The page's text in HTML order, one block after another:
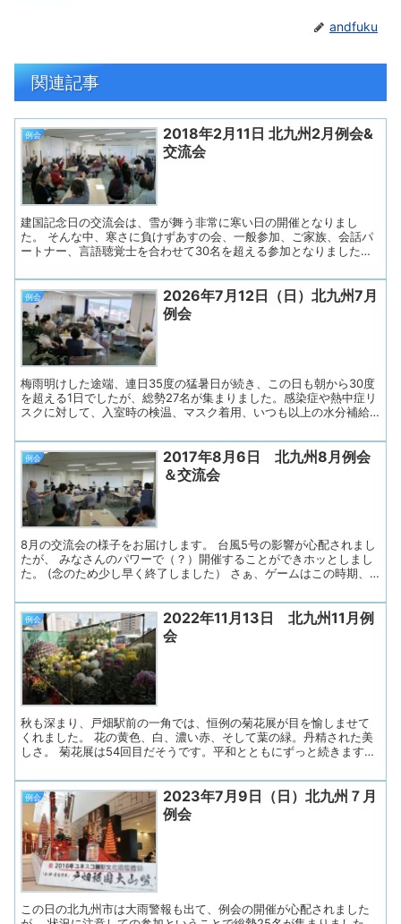
andfuku
関連記事
例会
2018年2月11日 北九州2月例会&
交流会
建国記念日の交流会は、雪が舞う非常に寒い日の開催となりまし
た。 そんな中、寒さに負けずあすの会、一般参加、ご家族、会話パ
ートナー、言語聴覚士を合わせて30名を超える参加となりました。
タートしました。 氷川きよしの「ズンドコ節」の歌に合わせて、皆
で体を動かしました。 写真はズンドコ節体操のヤーっと手を上げた
瞬間です。 体が温まったところで、今月のテーマ「愛用の品・宝
物」について語ります。 パートナーさんと話し合って、バレンタイ
ンデーにちなみ愛あるテーマを選びました。 水墨画の本、豚毛のヘ
アブラシ、 結婚30周年〇〇ホテルでランチ、写真を撮った 今後の予
定が書いてあるノート（５年日記帳）、 母親のマグカップ、家族写
真、孫娘さんからのハガキや手紙、などなど...
例会
2026年7月12日（日）北九州7月
例会
梅雨明けした途端、連日35度の猛暑日が続き、この日も朝から30度
を超える1日でしたが、総勢27名が集まりました。感染症や熱中症リ
スクに対して、入室時の検温、マスク着用、いつも以上の水分補給
（会長挨拶）２．あすの会諸連絡３. リラックス体操４. 近況とテー
マトーク「私の夏バテ対策」５. 歌の練習６. 連絡事項７. お便り印
刷・お渡し ◇司会はあすの会メンバーが担当し、会長さんのあいさ
つで始まりました。参加者の皆さんに「失語症当事者、同行のご家
族、会話パートナー、ボランティア、支援者、言語聴覚士」の順に
手を挙げていただき、ゆっくり確認します。名札の色で分かるよう
にしています。今月も失語意思疎通支援者1名を派遣して頂きまし
た。 ２．連絡事項1)来月以降の予...
例会
2017年8月6日 北九州8月例会
＆交流会
8月の交流会の様子をお届けします。 台風5号の影響が心配されまし
たが、 みなさんのパワーで（？）開催することができホッとしまし
た。 (念のため少し早く終了しました） さぁ、ゲームはこの時期、
までいけそうな高校をそれぞれ紙に書いてもらいました。 やはり、
福岡県代表、東筑高校が一番人気でした?? そして郷里の県、前評判
からの冷静な予想もありました。 結果は、来月9月の交流会で発表
されます。 みなさんが応援する学校が勝ち進んでいけますように??
九州勢には頑張って欲しいですね。 テーマトークは「夏は好き？嫌
い？その理由は？」でした。 結果は、「好き」と答えた方がやや多
い結果になりました。 「好き」と答えた方は、 「野菜、果物が美味
しい」「お盆に家族が揃う...
例会
2022年11月13日 北九州11月例
会
秋も深まり、戸畑駅前の一角では、恒例の菊花展が目を愉しませて
くれました。 花の黄色、白、濃い赤、そして葉の緑。丹精された美
しさ。 菊花展は54回目だそうです。平和とともにずっと続きますよ
学参加の方々（当事者とご家族の2組）が「あすの会」に入会しての
ご参加です。 大変嬉しいです。一緒にゆっくり会話しましょう。
「令和4年度福岡県失語症者向け意志疎通支援者養成研修」の研修生
2名、 指導スタッフの言語聴覚士1名も参加です。 そして、西日本新
聞くらし文化部の梅本記者さんが失語症の取材で来られました。 こ
ちらも嬉しいことです。皆さんには取材をご説明し、了承を頂きま
した。 今月も午前中のみです。（入室時には検温、マスクとフェイ
スシールドを着用） プログラム ...
例会
2023年7月9日（日）北九州７月
例会
この日の北九州市は大雨警報も出て、例会の開催が心配されました